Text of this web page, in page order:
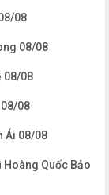
08
08/08
08/08
08
Ái 08/08
Quốc Bảo